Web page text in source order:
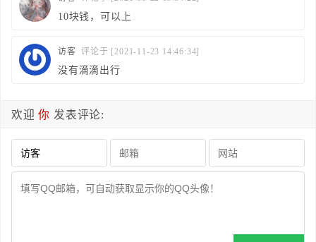
10块钱，可以上
访客 评论于 [2021-11-23 14:46:34]
没有滴滴出行
欢迎你 发表评论: